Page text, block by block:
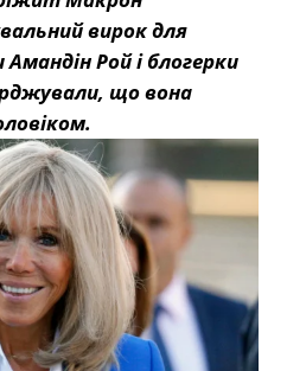
вирок для
Рой і блогерки
що вона